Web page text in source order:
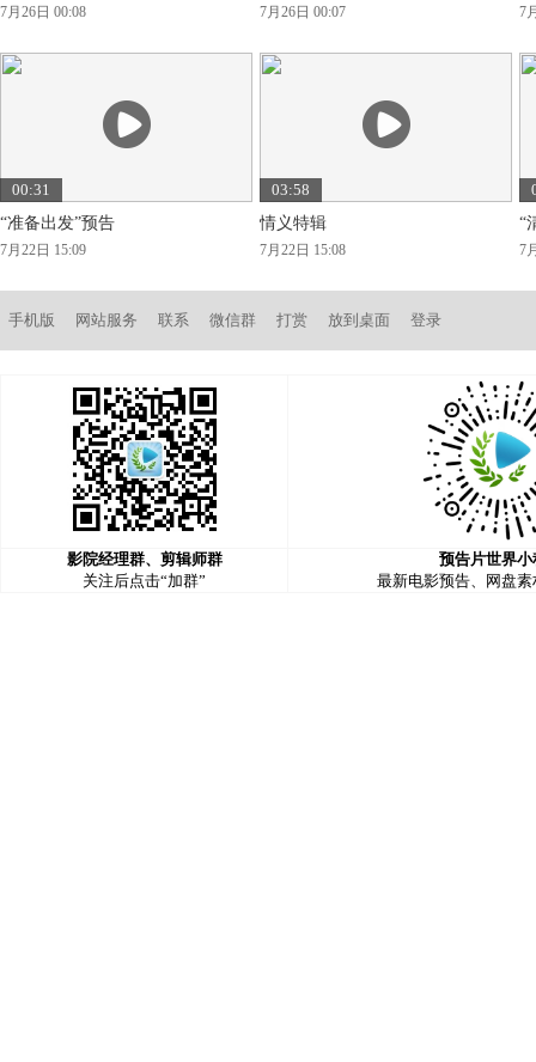
7月26日 00:08 7月26日 00:07 7
00:31
“准备出发”预告
7月22日 15:09
03:58
情义特辑
7月22日 15:08
“
7
手机版 网站服务 联系 微信群 打赏 放到桌面 登录
影院经理群、剪辑师群
关注后点击“加群”
预告片世界小
最新电影预告、网盘